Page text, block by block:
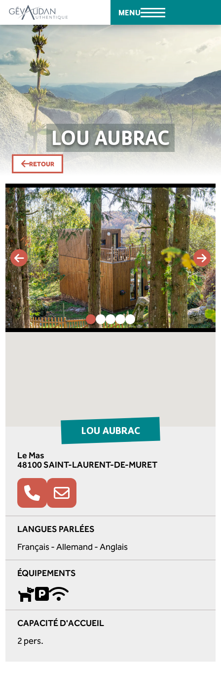
MENU
LOU AUBRAC
RETOUR
LOU AUBRAC
Le Mas
48100 SAINT-LAURENT-DE-MURET
LANGUES PARLÉES
Français - Allemand - Anglais
ÉQUIPEMENTS
CAPACITÉ D'ACCUEIL
2 pers.